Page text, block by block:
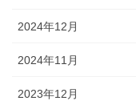
2024年12月
2024年11月
2023年12月